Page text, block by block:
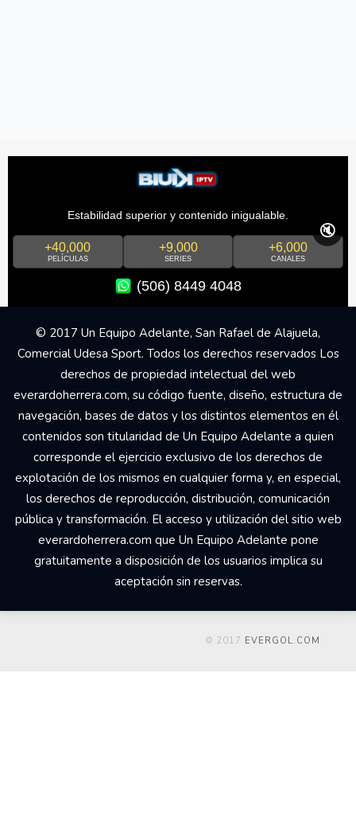
Estabilidad superior y contenido inigualable.
+40,000
PELÍCULAS
+9,000
SERIES
+6,000
CANALES
(506) 8449 4048
🔇
© 2017 Un Equipo Adelante, San Rafael de Alajuela,
Comercial Udesa Sport. Todos los derechos reservados Los
derechos de propiedad intelectual del web
everardoherrera.com, su código fuente, diseño, estructura de
navegación, bases de datos y los distintos elementos en él
contenidos son titularidad de Un Equipo Adelante a quien
corresponde el ejercicio exclusivo de los derechos de
explotación de los mismos en cualquier forma y, en especial,
los derechos de reproducción, distribución, comunicación
pública y transformación. El acceso y utilización del sitio web
everardoherrera.com que Un Equipo Adelante pone
gratuitamente a disposición de los usuarios implica su
aceptación sin reservas.
© 2017 EVERGOL.COM